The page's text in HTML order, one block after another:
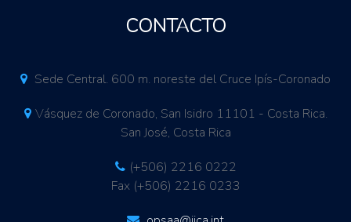
CONTACTO
Sede Central. 600 m. noreste del Cruce Ipís-Coronado
Vásquez de Coronado, San Isidro 11101 - Costa Rica.
San José, Costa Rica
(+506) 2216 0222
Fax (+506) 2216 0233